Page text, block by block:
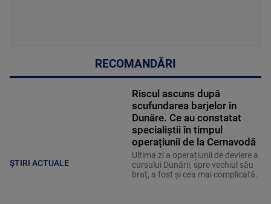
RECOMANDĂRI
ȘTIRI ACTUALE
Riscul ascuns după
scufundarea barjelor în
Dunăre. Ce au constatat
specialiștii în timpul
operațiunii de la Cernavodă
Ultima zi a operațiunii de deviere a
cursului Dunării, spre vechiul său
braț, a fost și cea mai complicată.